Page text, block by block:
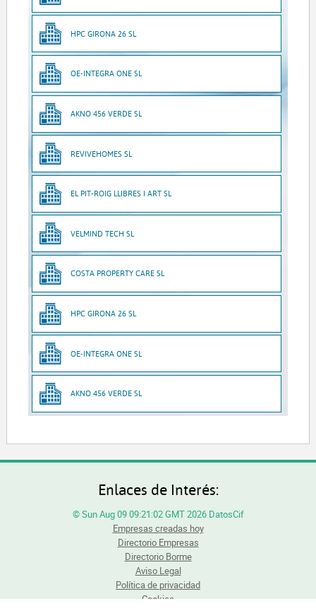
HPC GIRONA 26 SL
OE-INTEGRA ONE SL
AKNO 456 VERDE SL
REVIVEHOMES SL
EL PIT-ROIG LLIBRES I ART SL
VELMIND TECH SL
COSTA PROPERTY CARE SL
HPC GIRONA 26 SL
OE-INTEGRA ONE SL
AKNO 456 VERDE SL
Enlaces de Interés:
© Sun Aug 09 09:21:02 GMT 2026 DatosCif
Empresas creadas hoy
Directorio Empresas
Directorio Borme
Aviso Legal
Política de privacidad
Cookies